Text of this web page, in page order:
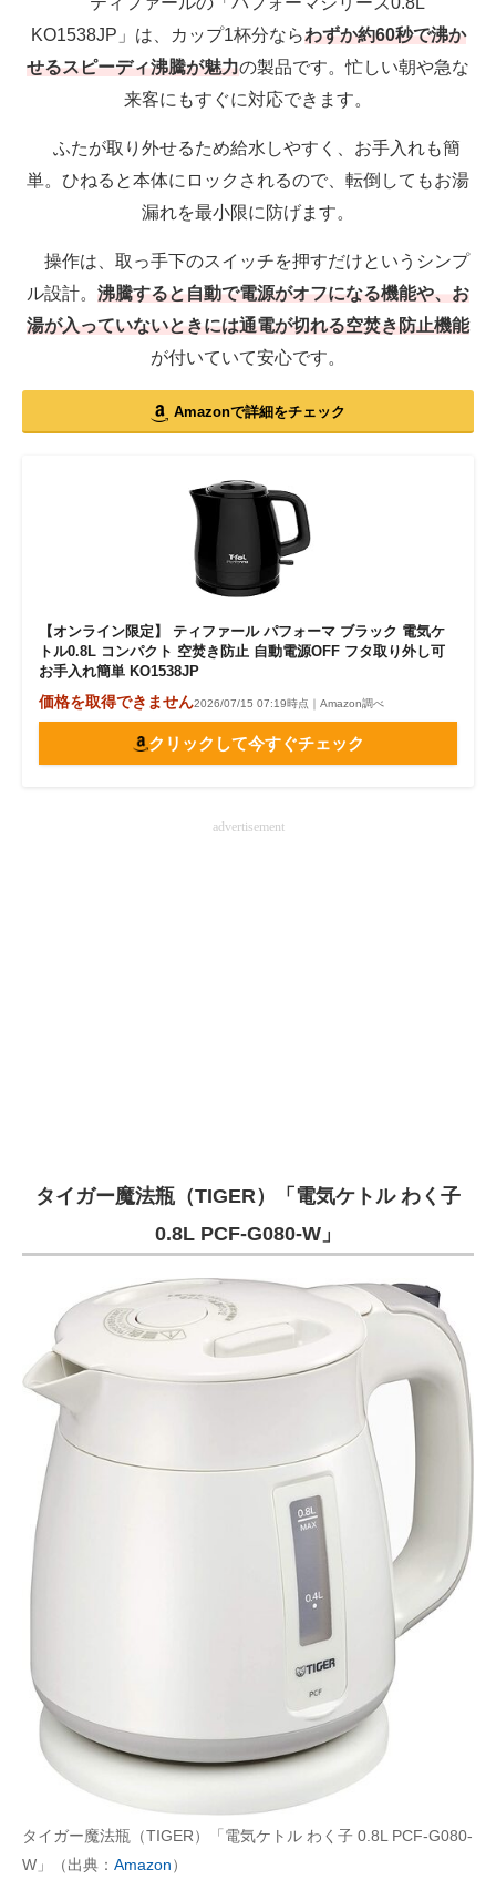
KO1538JP」は、カップ1杯分ならわずか約60秒で沸か
せるスピーディ沸騰が魅力の製品です。忙しい朝や急な
来客にもすぐに対応できます。
ふたが取り外せるため給水しやすく、お手入れも簡
単。ひねると本体にロックされるので、転倒してもお湯
漏れを最小限に防げます。
操作は、取っ手下のスイッチを押すだけというシンプ
ル設計。 沸騰すると自動で電源がオフになる機能や、お
湯が入っていないときには通電が切れる空焚き防止機能
が付いていて安心です。
Amazonで詳細をチェック
【オンライン限定】 ティファール パフォーマ ブラック 電気ケ
トル0.8L コンパクト 空焚き防止 自動電源OFF フタ取り外し可
お手入れ簡単 KO1538JP
価格を取得できません2026/07/15 07:19時点｜Amazon調べ
クリックして今すぐチェック
advertisement
タイガー魔法瓶（TIGER）「電気ケトル わく子
0.8L PCF-G080-W」
タイガー魔法瓶（TIGER）「電気ケトル わく子 0.8L PCF-G080-
W」（出典： Amazon）